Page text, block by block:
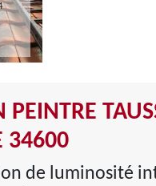
PEINTRE
34600
de luminosité